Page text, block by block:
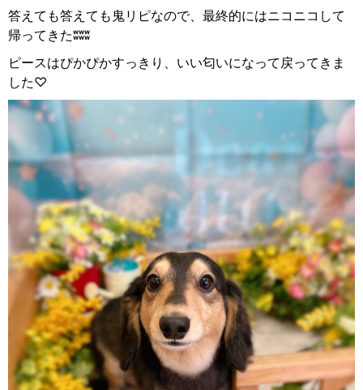
答えても答えても鬼リピなので、最終的にはニコニコして
帰ってきたʬʬʬ
ピースはぴかぴかすっきり、いい匂いになって戻ってきま
した♡